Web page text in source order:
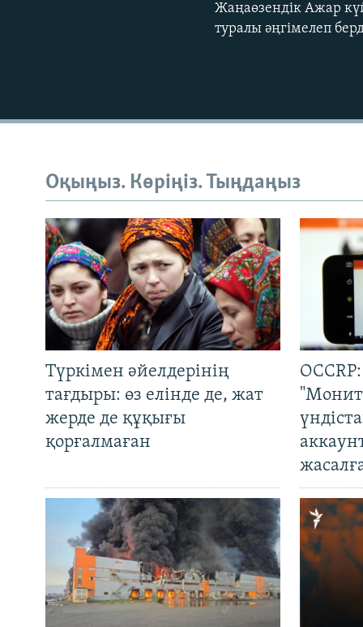
Жаңаөзендік Ажар
туралы әңгімелеп
Оқыңыз. Көріңіз. Тыңдаңыз
Түркімен әйелдерінің
тағдыры: өз елінде де, жат
жерде де құқығы
қорғалмаған